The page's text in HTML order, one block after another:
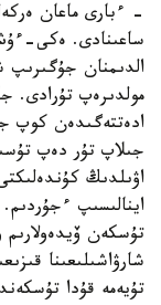
- ءبارى ماعان
ساعىنادى. ەكى-
الدىمنان جۇگىرىپ
مولدىرەپ تۇرادى.
ادەتتەگىدەن كوپ
جىلاپ تۇر دەپ
اۋىلدىڭ
اينالىسىپ ءجۇردىم.
تۇسكەن ۆيدەولارىم
شارۋاشىلىعىنا
تۇيەمە قۇدا